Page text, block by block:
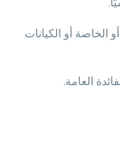
الخاصة أو الكيانات
العامة.